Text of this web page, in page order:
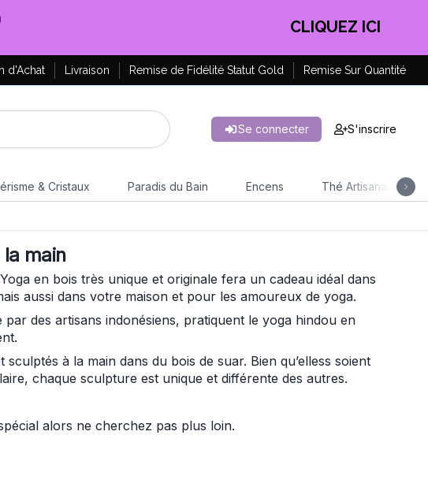
CLIQUEZ ICI
d'Achat Livraison Remise de Fidélité Statut Gold Remise Sur Quantité
Se connecter S'inscrire
& Cristaux Paradis du Bain Encens Thé Artisanal
main
en bois très unique et originale fera un cadeau idéal dans
aussi dans votre maison et pour les amoureux de yoga.
des artisans indonésiens, pratiquent le yoga hindou en
à la main dans du bois de suar. Bien qu’elless soient
chaque sculpture est unique et différente des autres.
alors ne cherchez pas plus loin.